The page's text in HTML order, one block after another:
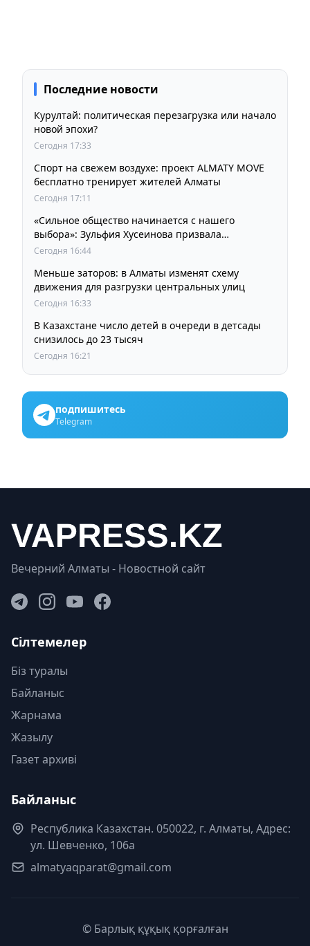
Последние новости
Курултай: политическая перезагрузка или начало
новой эпохи?
Сегодня 17:33
Спорт на свежем воздухе: проект ALMATY MOVE
бесплатно тренирует жителей Алматы
Сегодня 17:11
«Сильное общество начинается с нашего
выбора»: Зульфия Хусеинова призвала
казахстанцев принять участие в выборах
Сегодня 16:44
Меньше заторов: в Алматы изменят схему
движения для разгрузки центральных улиц
Сегодня 16:33
В Казахстане число детей в очереди в детсады
снизилось до 23 тысяч
Сегодня 16:21
подпишитесь
Telegram
Вечерний Алматы - Новостной сайт
Сілтемелер
Біз туралы
Байланыс
Жарнама
Жазылу
Газет архиві
Байланыс
Республика Казахстан. 050022, г. Алматы, Адрес:
ул. Шевченко, 106а
almatyaqparat@gmail.com
© Барлық құқық қорғалған